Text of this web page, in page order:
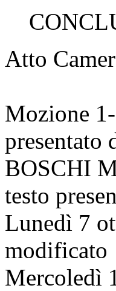
Atto
Mozione
presentato
BOSCHI
testo
Lunedì 7
modificato
Mercoledì